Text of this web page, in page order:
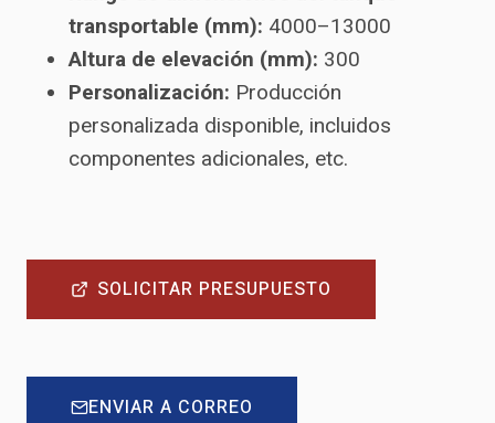
transportable (mm): 4000–13000
Altura de elevación (mm): 300
Personalización: Producción
personalizada disponible, incluidos
componentes adicionales, etc.
SOLICITAR PRESUPUESTO
ENVIAR A CORREO